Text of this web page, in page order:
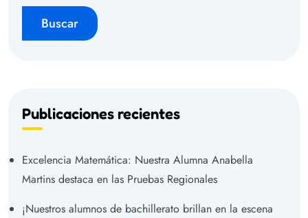
Buscar
Publicaciones recientes
Excelencia Matemática: Nuestra Alumna Anabella
Martins destaca en las Pruebas Regionales
¡Nuestros alumnos de bachillerato brillan en la escena